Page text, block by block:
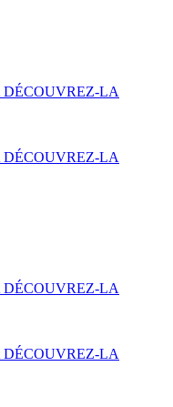
DÉCOUVREZ-LA
DÉCOUVREZ-LA
DÉCOUVREZ-LA
DÉCOUVREZ-LA